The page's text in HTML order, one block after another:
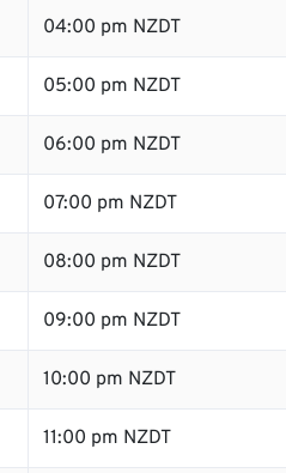
04:00 pm NZDT
05:00 pm NZDT
06:00 pm NZDT
07:00 pm NZDT
08:00 pm NZDT
09:00 pm NZDT
10:00 pm NZDT
11:00 pm NZDT